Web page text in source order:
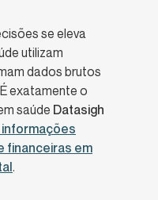
se eleva
utilizam
dados brutos
exatamente o
saúde Datasigh
financeiras em
.